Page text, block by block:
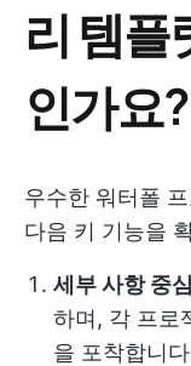
리 템플
인가요?
우수한 워터폴
다음 키 기능을
세부 사항 중심
하며, 각 프로
을 포착합니